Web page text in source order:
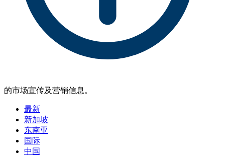
的市场宣传及营销信息。
最新
新加坡
东南亚
国际
中国